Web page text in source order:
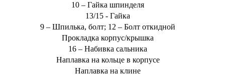
10 – Гайка шпинделя
13/15 - Гайка
9 – Шпилька, болт; 12 – Болт откидной
Прокладка корпус/крышка
16 – Набивка сальника
Наплавка на кольце в корпусе
Наплавка на клине